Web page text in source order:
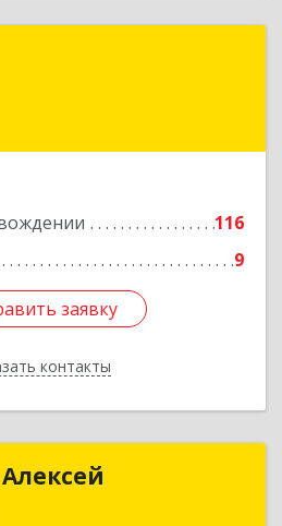
116
9
заявку
контакты
г, корпус 2307А,
заявку
Назад
Ляпунцов Алексей